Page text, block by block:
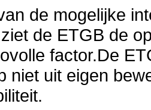
de mogelijke
de ETGB de
factor.De
niet uit eigen